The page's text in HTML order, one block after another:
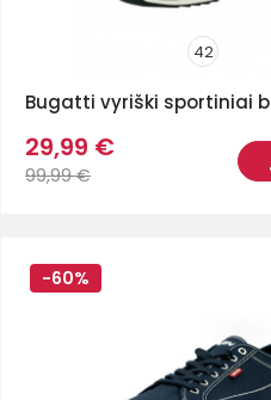
42
Bugatti vyriški sportiniai
29,99 €
99,99 €
-60%